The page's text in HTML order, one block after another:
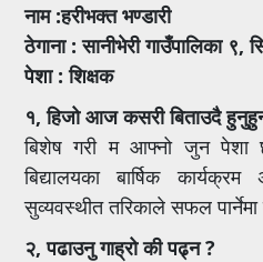
नाम :हरीभक्त भण्डारी
ठेगाना : सानीभेरी गाउँपालिका ९,
पेशा : शिक्षक
१, हिजो आज कसरी बिताउदै
बिशेष गरी म आफ्नो जुन पेशा
बिद्यालयका बार्षिक
सुव्यवस्थीत तरिकाले सफल
२, पढाउनु गाह्रो की पढ्न ?